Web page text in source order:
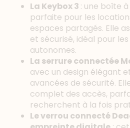
La Keybox 3 : une boîte
parfaite pour les
espaces partagés. Elle
et sécurisé, idéal pour
autonomes.
La serrure connectée
avec un design élégant
avancées de sécurité.
complet des accès,
recherchent à la fois
Le verrou connecté